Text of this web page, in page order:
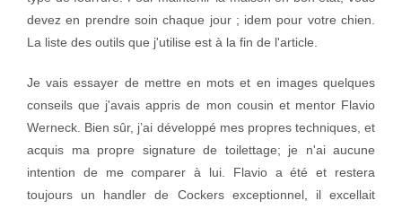
devez en prendre soin chaque jour ; idem pour votre chien.
La liste des outils que j'utilise est à la fin de l'article.
Je vais essayer de mettre en mots et en images quelques
conseils que j'avais appris de mon cousin et mentor Flavio
Werneck. Bien sûr, j’ai développé mes propres techniques, et
acquis ma propre signature de toilettage; je n'ai aucune
intention de me comparer à lui. Flavio a été et restera
toujours un handler de Cockers exceptionnel, il excellait